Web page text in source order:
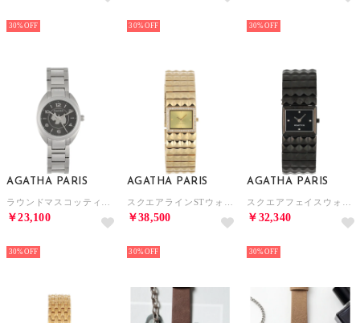
30% 30% 30%
AGATHA PARIS
￥23,100
30%
AGATHA PARIS
￥38,500
30%
AGATHA PARIS
￥32,340
30%